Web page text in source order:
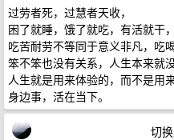
过劳者死，过慧者天收，
困了就睡，饿了就吃，有活就干
吃苦耐劳不等同于意义非凡，吃
笨不笨也没有关系，人生本来就
人生就是用来体验的，而不是用
身边事，活在当下。
切